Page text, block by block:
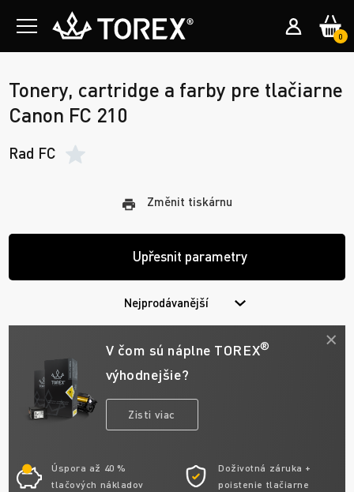
0
Tonery, cartridge a farby pre tlačiarne
Canon FC 210
Rad FC
Změnit tiskárnu
Upřesnit parametry
Nejprodávanější
V čom sú náplne TOREX®
výhodnejšie?
Zisti viac
Úspora až 40 %
tlačových nákladov
Doživotná záruka +
poistenie tlačiarne